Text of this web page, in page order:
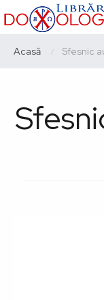
Sari
la
conținutul
Navigare
principală
Breadcrumb
Acasă Current:
Sfesnic